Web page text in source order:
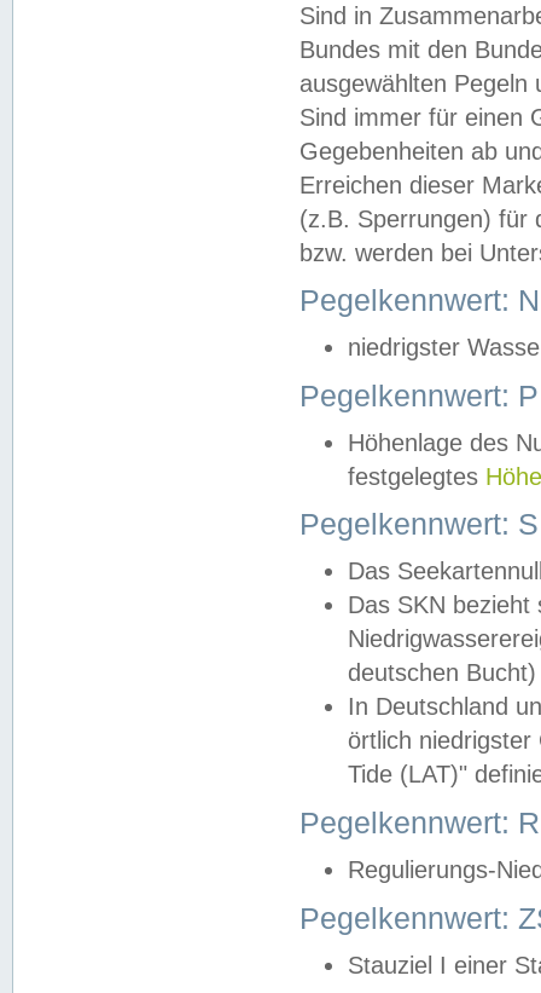
Sind in
Bundes mit den
ausgewählten
Sind immer für einen
Gegebenheiten ab
Erreichen dieser
(z.B. Sperrungen) für
bzw. werden bei
Pegelkennwert:
niedrigster
Pegelkennwert:
Höhenlage des
festgelegtes
Pegelkennwert:
Das
Das SKN
deutschen
In Deutschland
örtlich
Tide (LAT)"
Pegelkennwert:
Regulierungs-
Pegelkennwert:
Stauziel I einer